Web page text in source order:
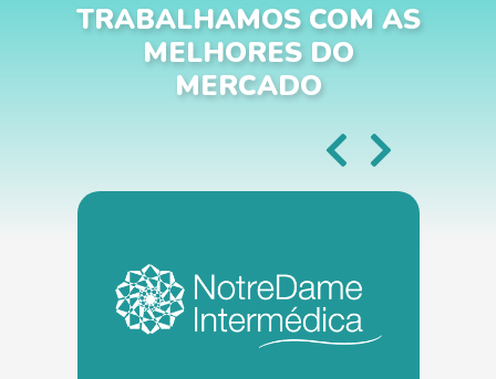
TRABALHAMOS COM AS
MELHORES DO
MERCADO